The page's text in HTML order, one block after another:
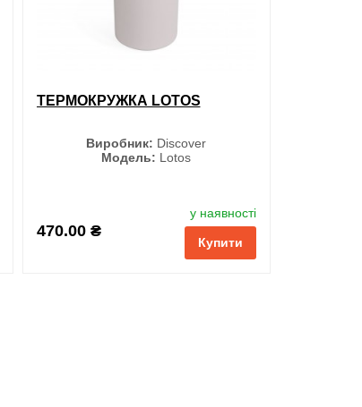
ТЕРМОКРУЖКА LOTOS
Виробник: Discover
Модель: Lotos
470.00 ₴
у наявності
Купити
Чорний